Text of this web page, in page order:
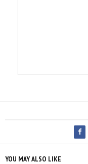
YOU MAY ALSO LIKE